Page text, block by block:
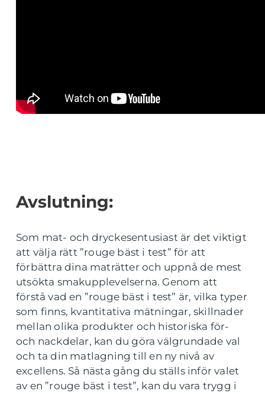
Avslutning:
Som mat- och dryckesentusiast är det viktigt
att välja rätt ”rouge bäst i test” för att
förbättra dina maträtter och uppnå de mest
utsökta smakupplevelserna. Genom att
förstå vad en ”rouge bäst i test” är, vilka typer
som finns, kvantitativa mätningar, skillnader
mellan olika produkter och historiska för-
och nackdelar, kan du göra välgrundade val
och ta din matlagning till en ny nivå av
excellens. Så nästa gång du ställs inför valet
av en ”rouge bäst i test”, kan du vara trygg i